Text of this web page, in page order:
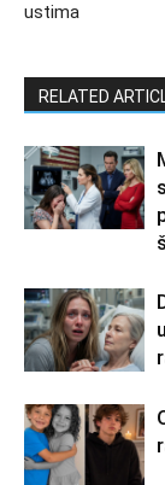
ustima
RELATED